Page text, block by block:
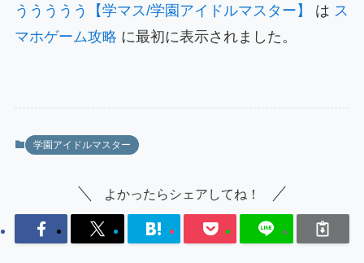
ううううう【学マス/学園アイドルマスター】
は ス
マホゲーム攻略 に最初に表示されました。
学園アイドルマスター
よかったらシェアしてね！